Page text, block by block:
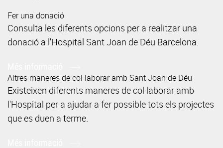
Fer una donació
Consulta les diferents opcions per a realitzar una
donació a l'Hospital Sant Joan de Déu Barcelona.
Altres maneres de col·laborar amb Sant Joan de Déu
Existeixen diferents maneres de col·laborar amb
l'Hospital per a ajudar a fer possible tots els projectes
que es duen a terme.